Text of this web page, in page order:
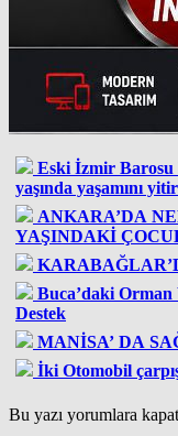
Eski İzmir Barosu
yaşında yaşamını
ANKARA’DA
YAŞINDAKİ
Buca’daki Orman
Destek
MANİSA’ DA
İki Otomobil
Bu yazı yorumlara